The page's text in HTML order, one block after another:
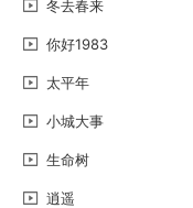
冬去春来
你好1983
太平年
小城大事
生命树
逍遥